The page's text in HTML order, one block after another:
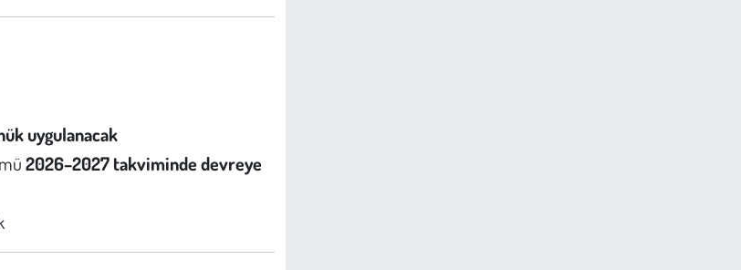
uygulanacak
2026–2027 takviminde devreye